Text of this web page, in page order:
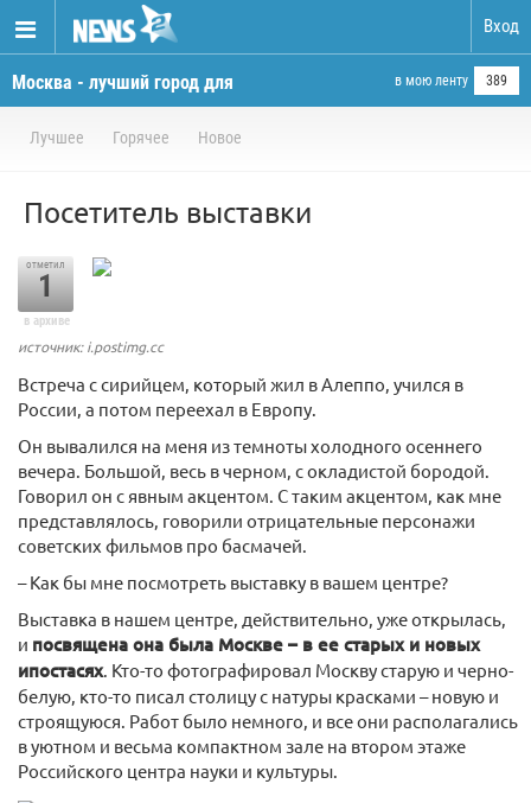
Вход
Москва - лучший город для
жизни
в мою ленту 389
Лучшее Горячее Новое
Посетитель выставки
отметил
1
в архиве
источник: i.postimg.cc
Встреча с сирийцем, который жил в Алеппо, учился в
России, а потом переехал в Европу.
Он вывалился на меня из темноты холодного осеннего
вечера. Большой, весь в черном, с окладистой бородой.
Говорил он с явным акцентом. С таким акцентом, как мне
представлялось, говорили отрицательные персонажи
советских фильмов про басмачей.
– Как бы мне посмотреть выставку в вашем центре?
Выставка в нашем центре, действительно, уже открылась,
и посвящена она была Москве – в ее старых и новых
ипостасях. Кто-то фотографировал Москву старую и черно-
белую, кто-то писал столицу с натуры красками – новую и
строящуюся. Работ было немного, и все они располагались
в уютном и весьма компактном зале на втором этаже
Российского центра науки и культуры.